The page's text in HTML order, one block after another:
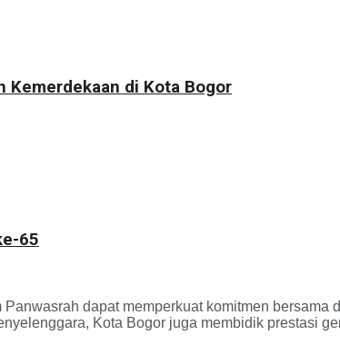
Kemerdekaan di Kota Bogor
65
dapat memperkuat komitmen
Kota Bogor juga membidik prestasi